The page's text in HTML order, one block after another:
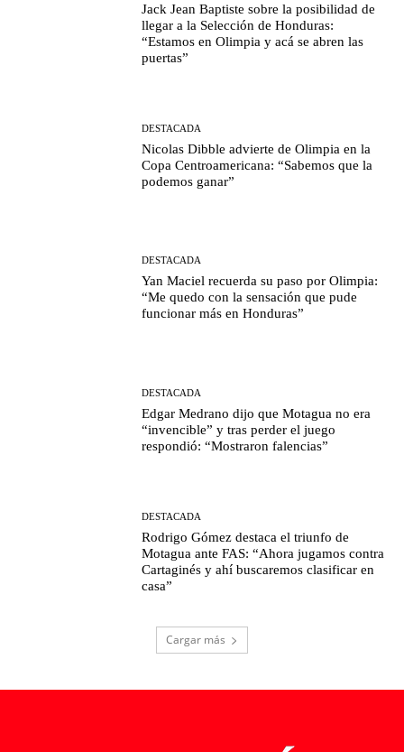
Jack Jean Baptiste sobre la posibilidad de
llegar a la Selección de Honduras:
“Estamos en Olimpia y acá se abren las
puertas”
DESTACADA
Nicolas Dibble advierte de Olimpia en la
Copa Centroamericana: “Sabemos que la
podemos ganar”
DESTACADA
Yan Maciel recuerda su paso por Olimpia:
“Me quedo con la sensación que pude
funcionar más en Honduras”
DESTACADA
Edgar Medrano dijo que Motagua no era
“invencible” y tras perder el juego
respondió: “Mostraron falencias”
DESTACADA
Rodrigo Gómez destaca el triunfo de
Motagua ante FAS: “Ahora jugamos contra
Cartaginés y ahí buscaremos clasificar en
casa”
Cargar más